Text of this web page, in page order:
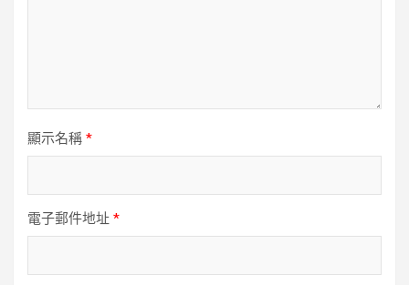
顯示名稱 *
電子郵件地址 *